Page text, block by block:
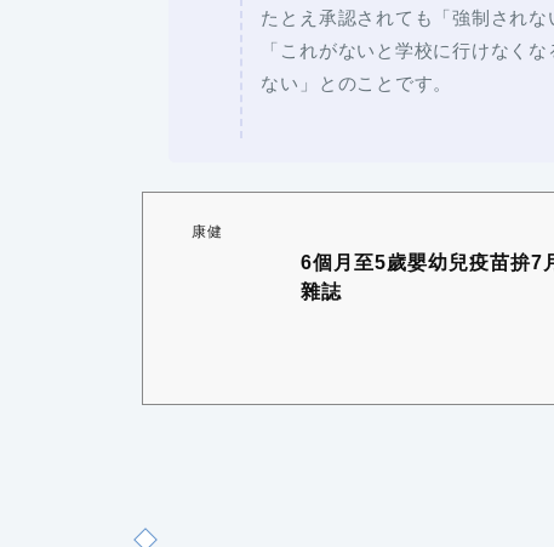
たとえ承認されても「強制されな
「これがないと学校に行けなく
ない」とのことです。
康健
6個月至5歲嬰幼兒疫苗拚
雜誌